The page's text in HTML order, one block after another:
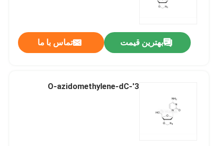
بهترین قیمت تماس با ما
3'-O-azidomethylene-dC